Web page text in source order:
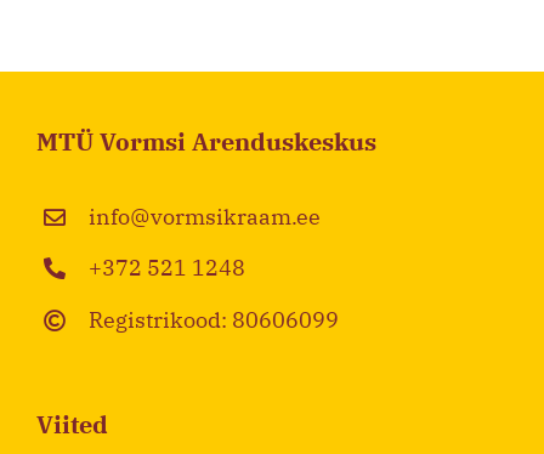
MTÜ Vormsi Arenduskeskus
info@vormsikraam.ee
+372 521 1248
Registrikood: 80606099
Viited